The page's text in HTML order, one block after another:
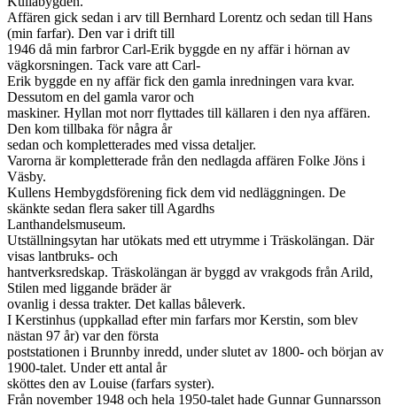
Affären gick sedan i arv till Bernhard Lorentz och sedan till Hans
(min farfar). Den var i drift till
1946 då min farbror Carl-Erik byggde en ny affär i hörnan av
vägkorsningen. Tack vare att Carl-
Erik byggde en ny affär fick den gamla inredningen vara kvar.
Dessutom en del gamla varor och
maskiner. Hyllan mot norr flyttades till källaren i den nya affären.
Den kom tillbaka för några år
sedan och kompletterades med vissa detaljer.
Varorna är kompletterade från den nedlagda affären Folke Jöns i
Väsby.
Kullens Hembygdsförening fick dem vid nedläggningen. De
skänkte sedan flera saker till Agardhs
Lanthandelsmuseum.
Utställningsytan har utökats med ett utrymme i Träskolängan. Där
visas lantbruks- och
hantverksredskap. Träskolängan är byggd av vrakgods från Arild,
Stilen med liggande bräder är
ovanlig i dessa trakter. Det kallas båleverk.
I Kerstinhus (uppkallad efter min farfars mor Kerstin, som blev
nästan 97 år) var den första
poststationen i Brunnby inredd, under slutet av 1800- och början av
1900-talet. Under ett antal år
sköttes den av Louise (farfars syster).
Från november 1948 och hela 1950-talet hade Gunnar Gunnarsson